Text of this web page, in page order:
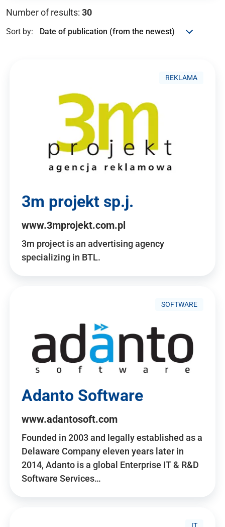
Number of results: 30
Sort by:
REKLAMA
3m projekt sp.j.
www.3mprojekt.com.pl
3m project is an advertising agency
specializing in BTL.
SOFTWARE
Adanto Software
www.adantosoft.com
Founded in 2003 and legally established as a
Delaware Company eleven years later in
2014, Adanto is a global Enterprise IT & R&D
Software Services…